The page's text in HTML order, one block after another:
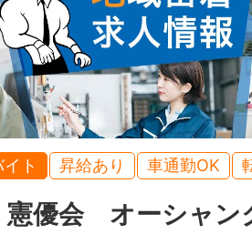
ト 昇給あり 車通勤OK
優会 オーシャン